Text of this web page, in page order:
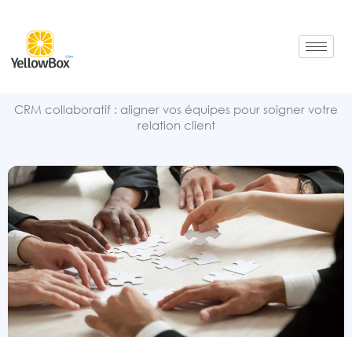
contenu
CRM collaboratif : aligner vos équipes pour soigner votre
relation client